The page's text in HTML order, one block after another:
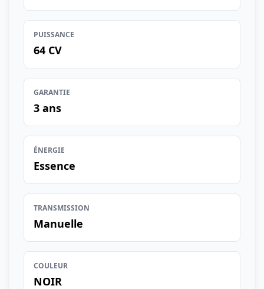
PUISSANCE
64 CV
GARANTIE
3 ans
ÉNERGIE
Essence
TRANSMISSION
Manuelle
COULEUR
NOIR